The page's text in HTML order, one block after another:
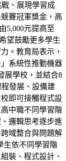
、展現學習成
賽冠軍獎金，高
5,000元提高至
望鼓勵更多學生
。教育局表示，
系統性推動機器
展學校，並結合8
發展、設備建
即可接觸程式設
中職不同學習階
邏輯思考逐步進
域整合與問題解
生依不同學習階
裝、程式設計、